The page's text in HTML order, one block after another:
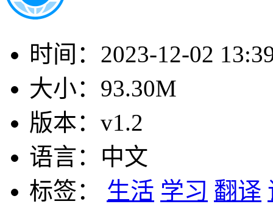
时间： 2023-12-02
大小： 93.30M
版本： v1.2
语言： 中文
标签：
生活 学习 翻译